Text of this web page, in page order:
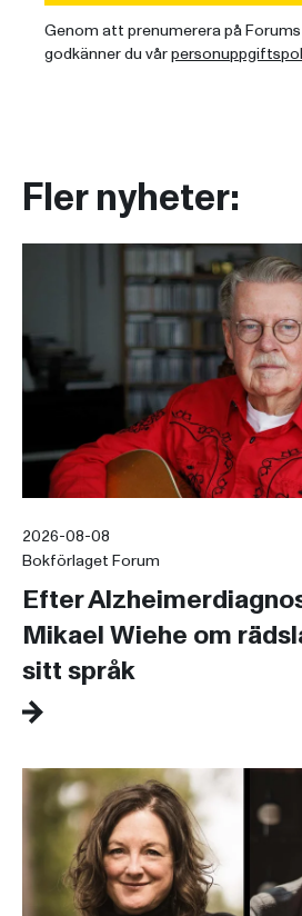
Genom att prenumerera på
godkänner du vår
Fler nyheter:
2026-08-08
Bokförlaget Forum
Efter
Mikael Wiehe om
sitt språk